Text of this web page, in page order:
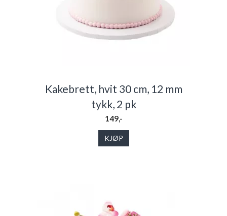
Kakebrett, hvit 30 cm, 12 mm
tykk, 2 pk
149,-
KJØP